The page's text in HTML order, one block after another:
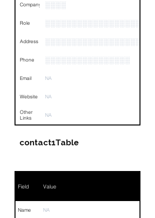
Company ░░░░
Role
Address
Phone ░░░░░░░░░░░░░░░░
Email NA
Website NA
Other
Links
NA
contact1Table
Field Value
Name NA